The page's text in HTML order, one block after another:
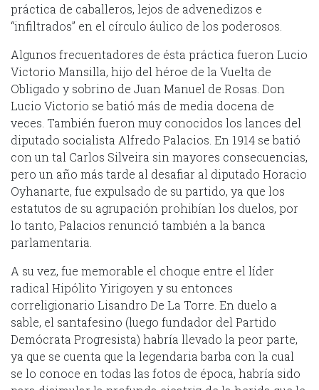
práctica de caballeros, lejos de advenedizos e
“infiltrados” en el círculo áulico de los poderosos.
Algunos frecuentadores de ésta práctica fueron Lucio
Victorio Mansilla, hijo del héroe de la Vuelta de
Obligado y sobrino de Juan Manuel de Rosas. Don
Lucio Victorio se batió más de media docena de
veces. También fueron muy conocidos los lances del
diputado socialista Alfredo Palacios. En 1914 se batió
con un tal Carlos Silveira sin mayores consecuencias,
pero un año más tarde al desafiar al diputado Horacio
Oyhanarte, fue expulsado de su partido, ya que los
estatutos de su agrupación prohibían los duelos, por
lo tanto, Palacios renunció también a la banca
parlamentaria.
A su vez, fue memorable el choque entre el líder
radical Hipólito Yirigoyen y su entonces
correligionario Lisandro De La Torre. En duelo a
sable, el santafesino (luego fundador del Partido
Demócrata Progresista) habría llevado la peor parte,
ya que se cuenta que la legendaria barba con la cual
se lo conoce en todas las fotos de época, habría sido